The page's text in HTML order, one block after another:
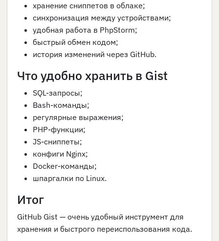
хранение сниппетов в облаке;
синхронизация между устройствами;
удобная работа в PhpStorm;
быстрый обмен кодом;
история изменений через GitHub.
Что удобно хранить в Gist
SQL-запросы;
Bash-команды;
регулярные выражения;
PHP-функции;
JS-сниппеты;
конфиги Nginx;
Docker-команды;
шпаргалки по Linux.
Итог
GitHub Gist — очень удобный инструмент для
хранения и быстрого переиспользования кода.